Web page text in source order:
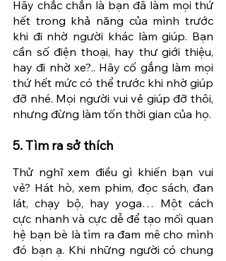
Hãy chắc chắn là bạn đã làm mọi thứ
hết trong khả năng của mình trước
khi đi nhờ người khác làm giúp. Bạn
cần số điện thoại, hay thư giới thiệu,
hay đi nhờ xe?.. Hãy cố gắng làm mọi
thứ hết mức có thể trước khi nhờ giúp
đỡ nhé. Mọi người vui vẻ giúp đỡ thôi,
nhưng đừng làm tốn thời gian của họ.
5. Tìm ra sở thích
Thử nghĩ xem điều gì khiến bạn vui
vẻ? Hát hò, xem phim, đọc sách, đan
lát, chạy bộ, hay yoga… Một cách
cực nhanh và cực dễ để tạo mối quan
hệ bạn bè là tìm ra đam mê cho mình
đó bạn ạ. Khi những người có chung